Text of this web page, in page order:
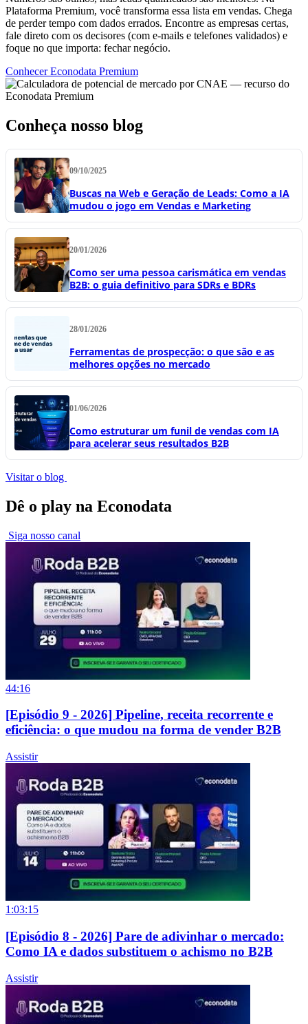
Plataforma Premium, você transforma essa lista em vendas. Chega
de perder tempo com dados errados. Encontre as empresas certas,
fale direto com os decisores (com e-mails e telefones validados) e
foque no que importa: fechar negócio.
Conhecer Econodata Premium
Conheça nosso blog
09/10/2025
Buscas na Web e Geração de Leads: Como a IA
mudou o jogo em Vendas e Marketing
20/01/2026
Como ser uma pessoa carismática em vendas
B2B: o guia definitivo para SDRs e BDRs
28/01/2026
Ferramentas de prospecção: o que são e as
melhores opções no mercado
01/06/2026
Como estruturar um funil de vendas com IA
para acelerar seus resultados B2B
Visitar o blog
Dê o play na Econodata
Siga nosso canal
44:16
[Episódio 9 - 2026] Pipeline, receita recorrente e
eficiência: o que mudou na forma de vender B2B
Assistir
1:03:15
[Episódio 8 - 2026] Pare de adivinhar o mercado:
Como IA e dados substituem o achismo no B2B
Assistir